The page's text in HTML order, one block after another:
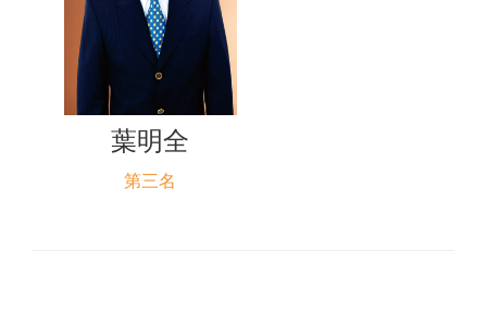
葉明全
第三名